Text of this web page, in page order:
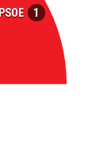
PSOE 1